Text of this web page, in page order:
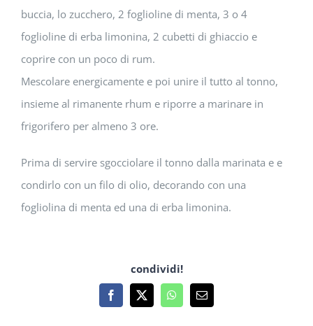
buccia, lo zucchero, 2 foglioline di menta, 3 o 4
foglioline di erba limonina, 2 cubetti di ghiaccio e
coprire con un poco di rum.
Mescolare energicamente e poi unire il tutto al tonno,
insieme al rimanente rhum e riporre a marinare in
frigorifero per almeno 3 ore.
Prima di servire sgocciolare il tonno dalla marinata e e
condirlo con un filo di olio, decorando con una
fogliolina di menta ed una di erba limonina.
condividi!
Facebook
X WhatsApp
Email